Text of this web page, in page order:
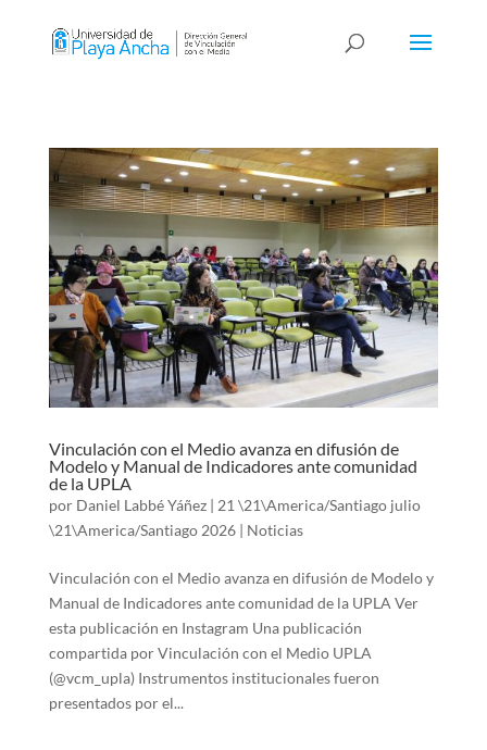
Vinculación con el Medio avanza en difusión de
Modelo y Manual de Indicadores ante comunidad
de la UPLA
por Daniel Labbé Yáñez| 21 \21\America/Santiago julio
\21\America/Santiago 2026| Noticias
Vinculación con el Medio avanza en difusión de Modelo y
Manual de Indicadores ante comunidad de la UPLA Ver
esta publicación en Instagram Una publicación
compartida por Vinculación con el Medio UPLA
(@vcm_upla) Instrumentos institucionales fueron
presentados por el...